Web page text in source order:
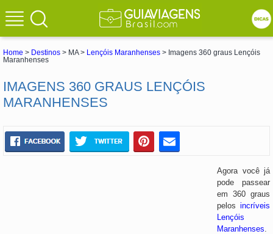
Home > Destinos > MA > Lençóis Maranhenses > Imagens 360 graus Lençóis
Maranhenses
IMAGENS 360 GRAUS LENÇÓIS
MARANHENSES
Agora você já
pode passear
em 360 graus
pelos incríveis
Lençóis
Maranhenses.